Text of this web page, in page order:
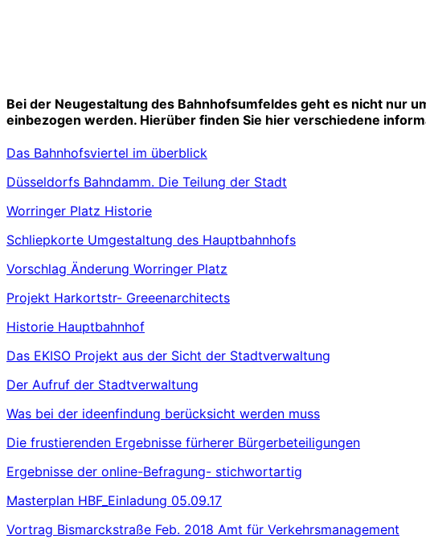
Bei der Neugestaltung des Bahnhofsumfeldes geht es nicht nur
einbezogen werden. Hierüber finden Sie hier verschiedene
Das Bahnhofsviertel im überblick
Düsseldorfs Bahndamm. Die Teilung der Stadt
Worringer Platz Historie
Schliepkorte Umgestaltung des Hauptbahnhofs
Vorschlag Änderung Worringer Platz
Projekt Harkortstr- Greeenarchitects
Historie Hauptbahnhof
Das EKISO Projekt aus der Sicht der Stadtverwaltung
Der Aufruf der Stadtverwaltung
Was bei der ideenfindung berücksicht werden muss
Die frustierenden Ergebnisse fürherer Bürgerbeteiligungen
Ergebnisse der online-Befragung- stichwortartig
Masterplan HBF_Einladung 05.09.17
Vortrag Bismarckstraße Feb. 2018 Amt für Verkehrsmanagement